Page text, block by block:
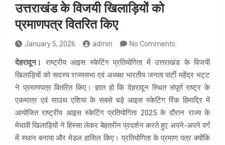
उत्तराखंड के विजयी खिलाड़ियों को
प्रमाणपत्र वितरित किए
January 5, 2026 admin No Comments
देहरादून। राष्ट्रीय आइस स्केटिंग प्रतियोगिता में उत्तराखंड के विजयी
खिलाड़ियों को सदस्य राज्यसभा एवं अध्यक्ष भारतीय जनता पार्टी महेंद्र भट्ट
ने प्रमाणपत्र वितरित किए। ज्ञात हो कि देहरादून स्थित संपूर्ण राष्ट्र के
एकमात्र एवं साउथ एशिया के सबसे बड़े आइस स्केटिंग रिंक हिमाद्रि में
आयोजित राष्ट्रीय आइस स्केटिंग प्रतियोगिता 2025 के दौरान राज्य के
मेधावी खिलाड़ियों ने हिस्सा लेकर बेहतरीन प्रदर्शन करते हुए अपने-अपने वर्ग
में स्थान बनाया और मेडल हासिल किए। प्रतियोगिता के प्रमाण पत्र क्योंकि